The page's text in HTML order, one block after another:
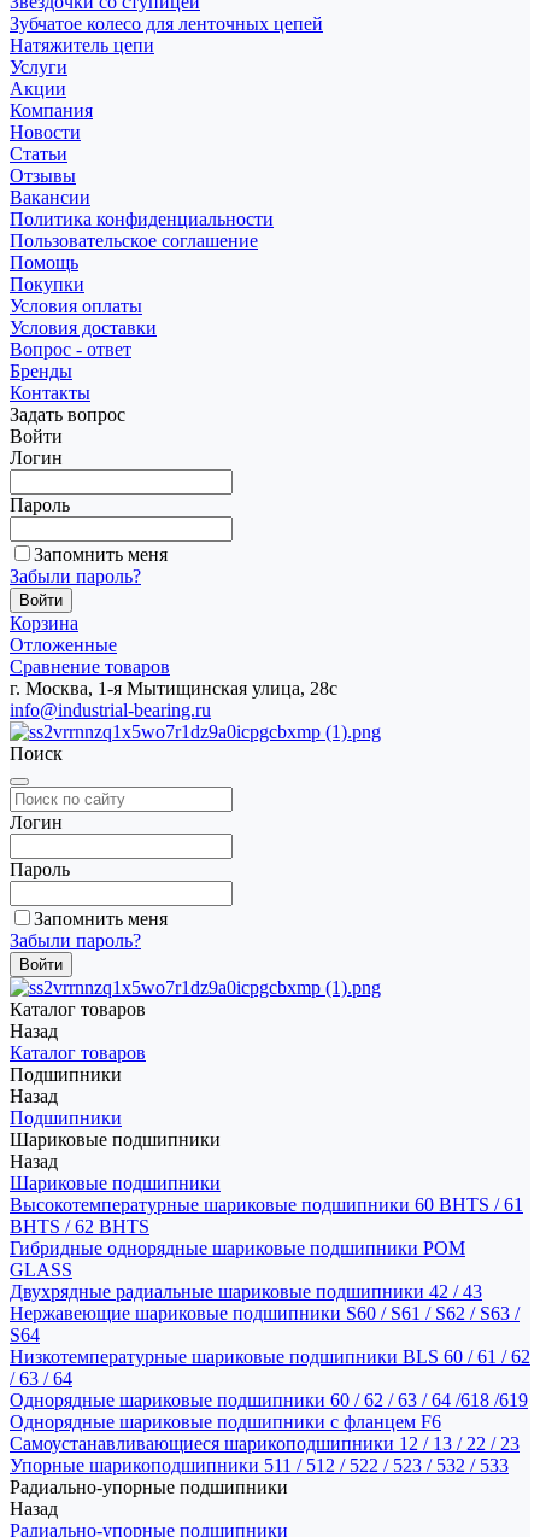
Зубчатое колесо для ленточных цепей
Натяжитель цепи
Услуги
Акции
Компания
Новости
Статьи
Отзывы
Вакансии
Политика конфиденциальности
Пользовательское соглашение
Помощь
Покупки
Условия оплаты
Условия доставки
Вопрос - ответ
Бренды
Контакты
Задать вопрос
Войти
Логин
Пароль
Запомнить меня
Забыли пароль?
Корзина
Отложенные
Сравнение товаров
г. Москва, 1-я Мытищинская улица, 28с
info@industrial-bearing.ru
Поиск
Логин
Пароль
Запомнить меня
Забыли пароль?
Каталог товаров
Назад
Каталог товаров
Подшипники
Назад
Подшипники
Шариковые подшипники
Назад
Шариковые подшипники
Высокотемпературные шариковые подшипники 60 BHTS / 61
BHTS / 62 BHTS
Гибридные однорядные шариковые подшипники POM
GLASS
Двухрядные радиальные шариковые подшипники 42 / 43
Нержавеющие шариковые подшипники S60 / S61 / S62 / S63 /
S64
Низкотемпературные шариковые подшипники BLS 60 / 61 / 62
/ 63 / 64
Однорядные шариковые подшипники 60 / 62 / 63 / 64 /618 /619
Однорядные шариковые подшипники с фланцем F6
Самоустанавливающиеся шарикоподшипники 12 / 13 / 22 / 23
Упорные шарикоподшипники 511 / 512 / 522 / 523 / 532 / 533
Радиально-упорные подшипники
Назад
Радиально-упорные подшипники